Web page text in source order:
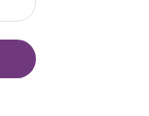
17)